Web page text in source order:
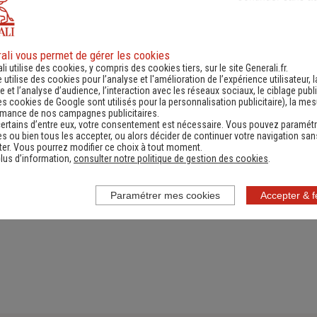
d'information
une actualité,
réglementation...)
Contacter un
(Obtenir un devis,
information, faire un
vous permet de gérer les cookies
utilise des cookies, y compris des cookies tiers, sur le site Generali.fr.
utilise des cookies pour l’analyse et l'amélioration de l’expérience utilisateur,
et l’analyse d’audience, l’interaction avec les réseaux sociaux, le ciblage
cookies de Google sont utilisés pour la personnalisation publicitaire), la
de nos campagnes publicitaires.
d’entre eux, votre consentement est nécessaire. Vous pouvez
ou bien tous les accepter, ou alors décider de continuer votre navigation
Vous pourrez modifier ce choix à tout moment.
d’information, consulter notre politique de gestion des cookies
Accepter &
Paramétrer mes cookies